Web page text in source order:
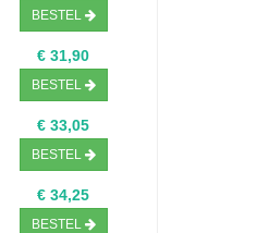
BESTEL
€ 31,90
BESTEL
€ 33,05
BESTEL
€ 34,25
BESTEL